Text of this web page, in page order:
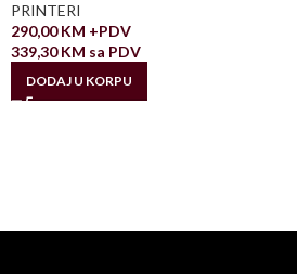
PRINTERI
290,00KM +PDV
339,30KM sa PDV
DODAJ U KORPU